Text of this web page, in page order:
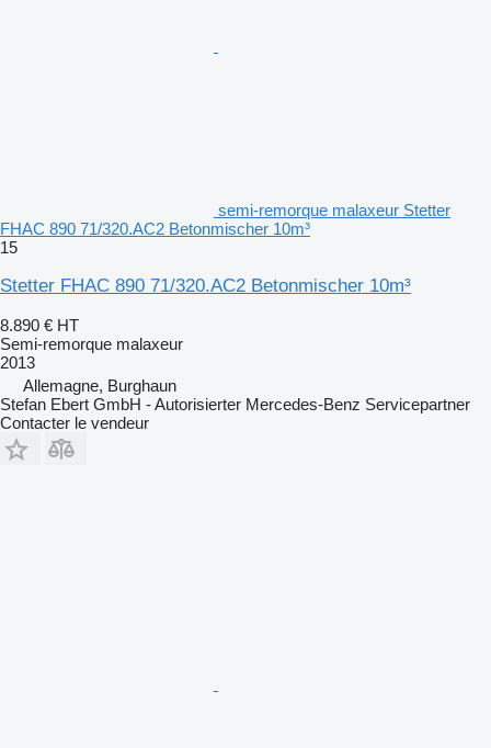
semi-remorque malaxeur Stetter
FHAC 890 71/320.AC2 Betonmischer 10m³
15
Stetter FHAC 890 71/320.AC2 Betonmischer 10m³
8.890 € HT
Semi-remorque malaxeur
2013
Allemagne, Burghaun
Stefan Ebert GmbH - Autorisierter Mercedes-Benz Servicepartner
Contacter le vendeur